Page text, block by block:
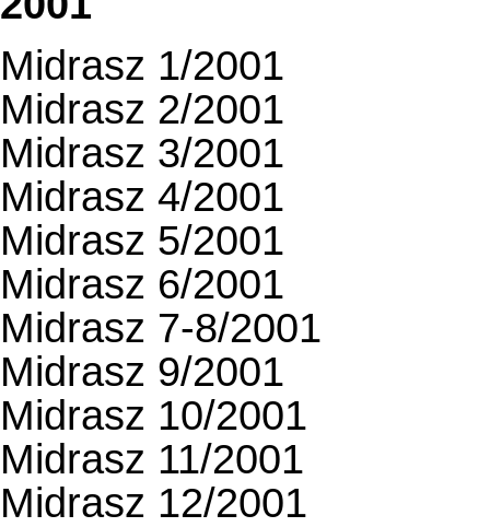
Midrasz 1/2001
Midrasz 2/2001
Midrasz 3/2001
Midrasz 4/2001
Midrasz 5/2001
Midrasz 6/2001
Midrasz 7-8/2001
Midrasz 9/2001
Midrasz 10/2001
Midrasz 11/2001
Midrasz 12/2001